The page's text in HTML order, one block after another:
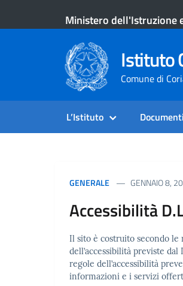
Ministero dell'Istruzione
Istituto
Comune di
L’Istituto Documenti
GENERALE GENNAIO 8,
Accessibilità
Il sito è costruito secondo le
dell’accessibilità previste dal
regole dell’accessibilità
informazioni e i servizi